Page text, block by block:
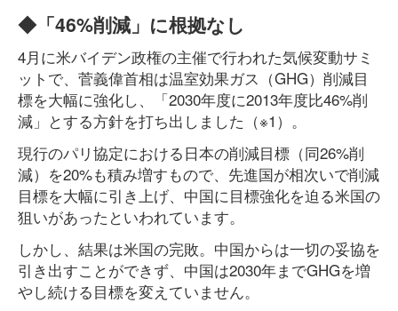
◆「46%削減」に根拠なし
4月に米バイデン政権の主催で行われた気候変動サミ
ットで、菅義偉首相は温室効果ガス（GHG）削減目
標を大幅に強化し、「2030年度に2013年度比46%削
減」とする方針を打ち出しました（※1）。
現行のパリ協定における日本の削減目標（同26%削
減）を20%も積み増すもので、先進国が相次いで削減
目標を大幅に引き上げ、中国に目標強化を迫る米国の
狙いがあったといわれています。
しかし、結果は米国の完敗。中国からは一切の妥協を
引き出すことができず、中国は2030年までGHGを増
やし続ける目標を変えていません。